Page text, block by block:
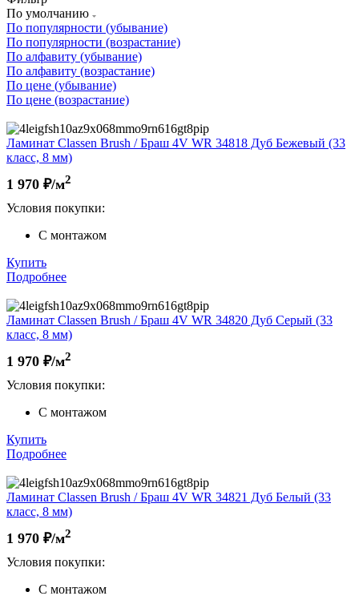
По умолчанию
По популярности (убывание)
По популярности (возрастание)
По алфавиту (убывание)
По алфавиту (возрастание)
По цене (убывание)
По цене (возрастание)
Ламинат Classen Brush / Браш 4V WR 34818 Дуб Бежевый (33
класс, 8 мм)
1 970 ₽/м2
Условия покупки:
С монтажом
Купить
Подробнее
Ламинат Classen Brush / Браш 4V WR 34820 Дуб Серый (33
класс, 8 мм)
1 970 ₽/м2
Условия покупки:
С монтажом
Купить
Подробнее
Ламинат Classen Brush / Браш 4V WR 34821 Дуб Белый (33
класс, 8 мм)
1 970 ₽/м2
Условия покупки:
С монтажом